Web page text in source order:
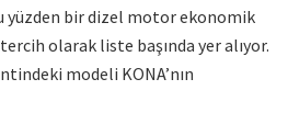
yüzden bir dizel motor ekonomik
olarak liste başında yer alıyor.
modeli KONA’nın